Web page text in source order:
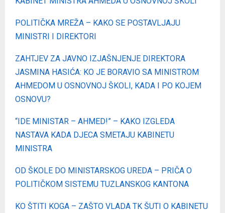
POLITIČKA MREŽA – KAKO SE POSTAVLJAJU
MINISTRI I DIREKTORI
ZAHTJEV ZA JAVNO IZJAŠNJENJE DIREKTORA
JASMINA HASIĆA: KO JE BORAVIO SA MINISTROM
AHMEDOM U OSNOVNOJ ŠKOLI, KADA I PO KOJEM
OSNOVU?
“IDE MINISTAR – AHMED!” – KAKO IZGLEDA
NASTAVA KADA DJECA SMETAJU KABINETU
MINISTRA
OD ŠKOLE DO MINISTARSKOG UREDA – PRIČA O
POLITIČKOM SISTEMU TUZLANSKOG KANTONA
KO ŠTITI KOGA – ZAŠTO VLADA TK ŠUTI O KABINETU